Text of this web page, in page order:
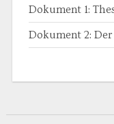
Dokument 1:
Dokument 2: